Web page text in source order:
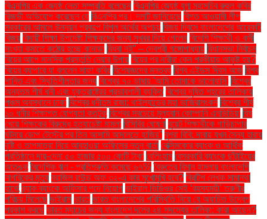
বিএনপির এক জ্যেষ্ঠ নেতা সম্প্রতি বলেছেন বিএনপির জ্যেষ্ঠ যুগ্ম মহাসচিব রুহুল কবির
রিজভী অভিযোগ করেছেন যে বিএনপির পর। দলটি জানিয়েছে বিগত আওয়ামী লীগ
সরকারের আমলে উন্নয়ন প্রকল্পে বিপুল অর্থের অপচয় বিজয় দিবসে বাংলাদেশের আরেকটি
বিজয় বিদায়ী শিক্ষা উপদেষ্টা শিক্ষকদের জন্য সুখবর দিয়ে গেলেন বিদেশি শিক্ষার্থী ও কর্মী
সংখ্যা কমাতে কঠোর হচ্ছে কানাডা বিধবা নই” – দেবশ্রী গঙ্গোপাধ্যায় বিধানসভা নির্বাচন
বিয়ের আগে মানসিক প্রস্তুতি নেয়ার উপায় বিয়ের পর নারীরা কেন পরকীয়ায় আকৃষ্ট হয়?
বিয়ের ব্যাপারে যা বললেন সাফা কবির বিশেষজ্ঞদের মন্তব্য বিশ্ব এইডস দিবস আজ বিশ্ব
শান্তি এবং স্থিতিশীলতার জন্য বিশ্বের ৭০ ভাষায় 'আমি তোমাকে ভালোবাসি' বিশ্বের
অন্যতম শীর্ষ ধনী এবং যুক্তরাষ্ট্রের প্রভাবশালী ব্যক্তি বিশ্বের দূষিত শহরের তালিকায়
পঞ্চম অবস্থানে ঢাকা বিশ্বের ধনীতম রাজা: থাইল্যান্ডের মহা ভাজিরালংকর্ন বিশ্বের শীর্ষ
১০ ধনীর শিক্ষাগত যোগ্যতা কতটুকু বিশ্বের সবচেয়ে মূল্যবান কোম্পানি এনভিডিয়া বিষ
খেয়ে শিক্ষকের বিরুদ্ধে হত্যাচেষ্টা মামলা বিসিবির ঘোষণা বুয়েট শিক্ষার্থীকে গাড়িচাপার
ঘটনায় ডোপ টেস্টের পর তিন আসামি আদালতে হাজির" বুশরা বিবি: দাবায় যখন সৈন্য হারায়
বৃষ্টি ও তাপমাত্রা নিয়ে আবহাওয়া অফিসের নতুন বার্তা বেক্সিমকোর ব্যাংক ও আর্থিক
প্রতিষ্ঠানে দায়-দেনা ৫০ হাজার ৫০০ কোটি টাকা বেলিংহাম বেসরকারি ব্যাংকে ছাঁটাইয়ের
আতঙ্ক বৈদেশিক ঋণ - প্রতিশ্রুতি কমেছে ৬৭% বৈরুতের বিমান হামলায় বাংলাদেশি
নাগরিকের মৃত্যু ব্রাজিল রাউন্ড অফ ৩২-এ কার মুখোমুখি হবে? ব্রিটিশ লেখক সামান্থা
হার্ভে ব্র্যাক ব্যাংকে অফিসার পদে নিয়োগ ভাইরাল ভিডিওর সেই ‘রহস্যময়ী’ তরুণীর
পরিচয় মিলেছে ভাইরাস ভারত ভারত বাংলাদেশের পরিস্থিতি নিয়ে যে অযাচিত উদ্বেগ
প্রকাশ করছে ভারত ম্যাচের জন্য বাংলাদেশ দলের ২৪ সদস্যের তালিকা: কারা আছেন?